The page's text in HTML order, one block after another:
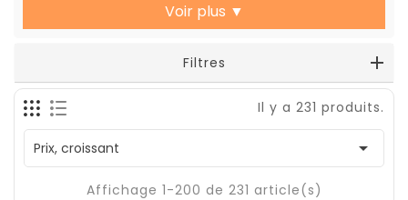
Voir plus ▼
Filtres
Il y a 231 produits.
Prix, croissant 
Affichage 1-200 de 231 article(s)